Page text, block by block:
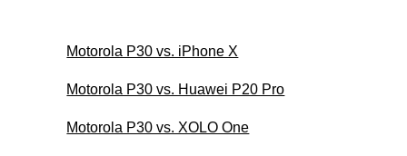
Motorola P30 vs. iPhone X
Motorola P30 vs. Huawei P20 Pro
Motorola P30 vs. XOLO One